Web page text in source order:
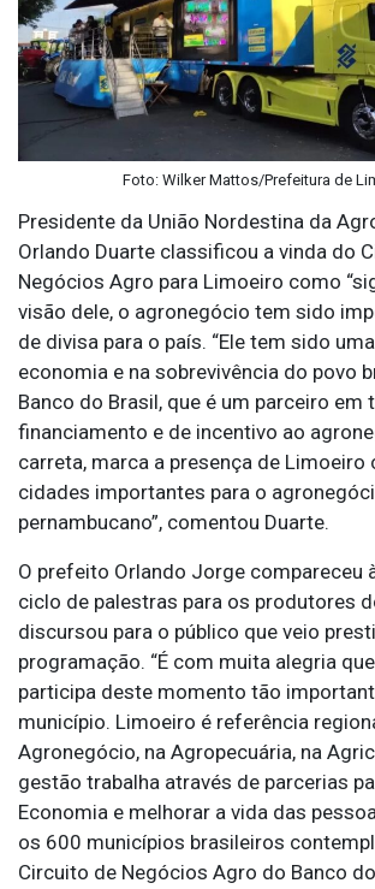
Foto: Wilker Mattos/Prefeitura de
Presidente da União Nordestina da
Orlando Duarte classificou a vinda do
Negócios Agro para Limoeiro como
visão dele, o agronegócio tem sido
de divisa para o país. “Ele tem sido
economia e na sobrevivência do povo
Banco do Brasil, que é um parceiro em
financiamento e de incentivo ao
carreta, marca a presença de Limoeiro
cidades importantes para o
pernambucano”, comentou Duarte.
O prefeito Orlando Jorge compareceu
ciclo de palestras para os produtores
discursou para o público que veio
programação. “É com muita alegria
participa deste momento tão
município. Limoeiro é referência
Agronegócio, na Agropecuária, na
gestão trabalha através de parcerias
Economia e melhorar a vida das
os 600 municípios brasileiros
Circuito de Negócios Agro do Banco